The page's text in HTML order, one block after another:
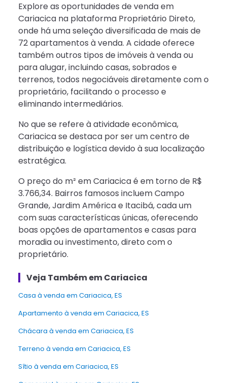
Explore as oportunidades de venda em
Cariacica na plataforma Proprietário Direto,
onde há uma seleção diversificada de mais de
72 apartamentos à venda. A cidade oferece
também outros tipos de imóveis à venda ou
para alugar, incluindo casas, sobrados e
terrenos, todos negociáveis diretamente com o
proprietário, facilitando o processo e
eliminando intermediários.
No que se refere à atividade econômica,
Cariacica se destaca por ser um centro de
distribuição e logística devido à sua localização
estratégica.
O preço do m² em Cariacica é em torno de R$
3.766,34. Bairros famosos incluem Campo
Grande, Jardim América e Itacibá, cada um
com suas características únicas, oferecendo
boas opções de apartamentos e casas para
moradia ou investimento, direto com o
proprietário.
Veja Também em Cariacica
Casa à venda em Cariacica, ES
Apartamento à venda em Cariacica, ES
Chácara à venda em Cariacica, ES
Terreno à venda em Cariacica, ES
Sítio à venda em Cariacica, ES